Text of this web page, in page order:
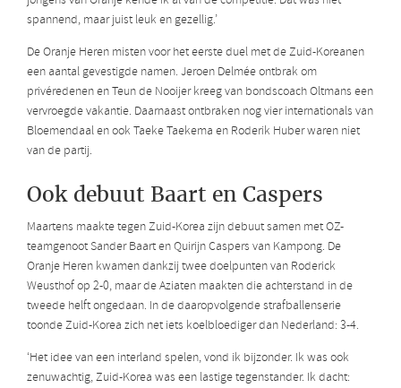
spannend, maar juist leuk en gezellig.’
De Oranje Heren misten voor het eerste duel met de Zuid-Koreanen
een aantal gevestigde namen. Jeroen Delmée ontbrak om
privéredenen en Teun de Nooijer kreeg van bondscoach Oltmans een
vervroegde vakantie. Daarnaast ontbraken nog vier internationals van
Bloemendaal en ook Taeke Taekema en Roderik Huber waren niet
van de partij.
Ook debuut Baart en Caspers
Maartens maakte tegen Zuid-Korea zijn debuut samen met OZ-
teamgenoot Sander Baart en Quirijn Caspers van Kampong. De
Oranje Heren kwamen dankzij twee doelpunten van Roderick
Weusthof op 2-0, maar de Aziaten maakten die achterstand in de
tweede helft ongedaan. In de daaropvolgende strafballenserie
toonde Zuid-Korea zich net iets koelbloediger dan Nederland: 3-4.
‘Het idee van een interland spelen, vond ik bijzonder. Ik was ook
zenuwachtig, Zuid-Korea was een lastige tegenstander. Ik dacht: